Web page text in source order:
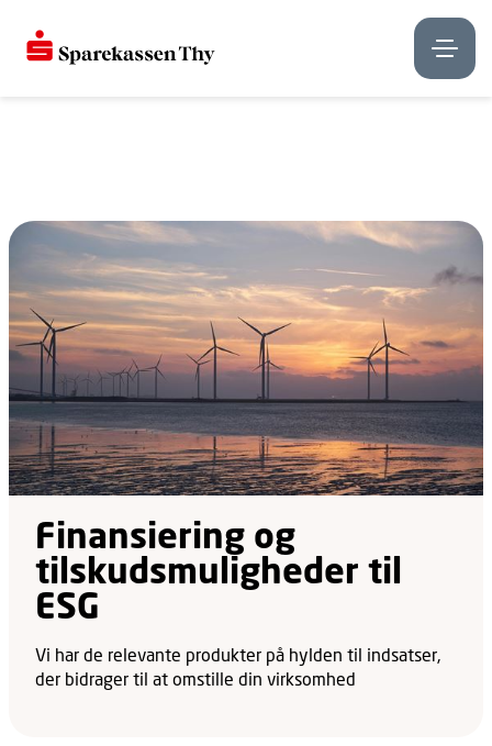
Finansiering og
tilskudsmuligheder til
ESG
Vi har de relevante produkter på hylden til indsatser,
der bidrager til at omstille din virksomhed